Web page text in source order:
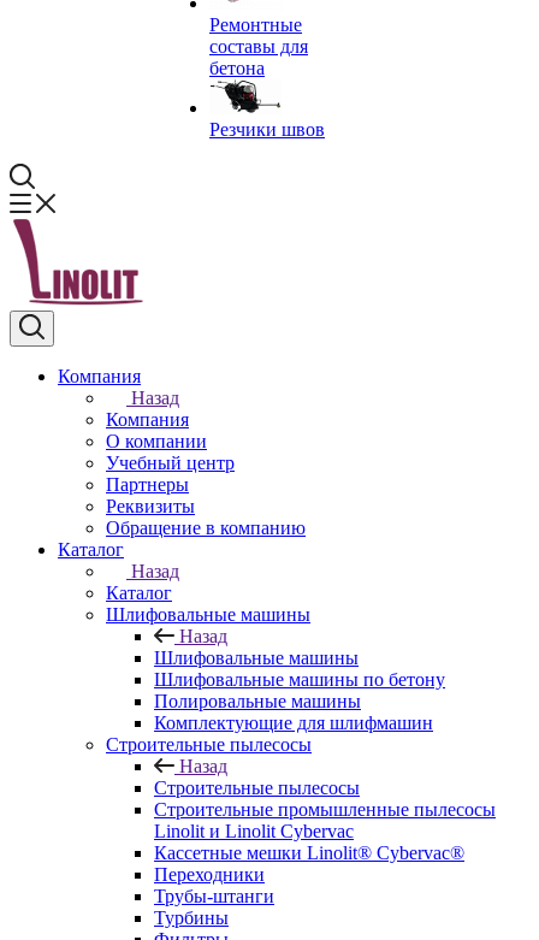
Ремонтные
составы для
бетона
Резчики швов
Компания
Назад
Компания
О компании
Учебный центр
Партнеры
Реквизиты
Обращение в компанию
Каталог
Назад
Каталог
Шлифовальные машины
Назад
Шлифовальные машины
Шлифовальные машины по бетону
Полировальные машины
Комплектующие для шлифмашин
Строительные пылесосы
Назад
Строительные пылесосы
Строительные промышленные пылесосы
Linolit и Linolit Cybervac
Кассетные мешки Linolit® Cybervac®
Переходники
Трубы-штанги
Турбины